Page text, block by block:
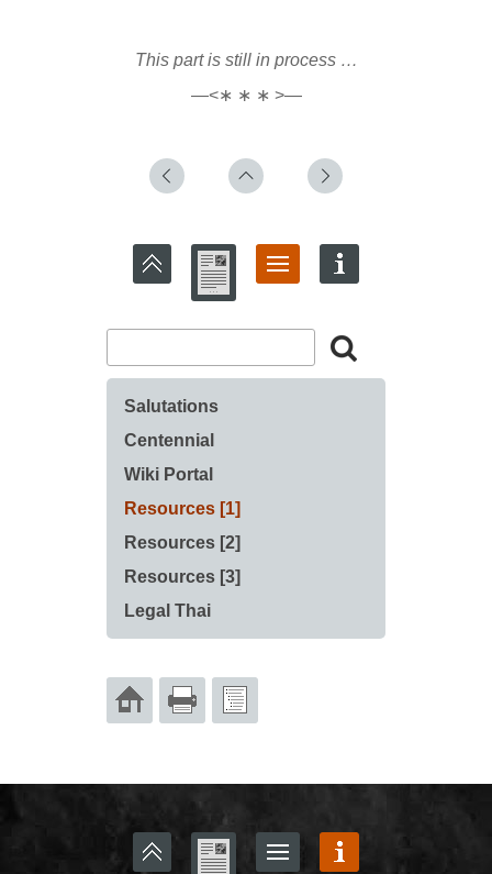
This part is still in process …
—<∗ ∗ ∗ >—
Salutations
Centennial
Wiki Portal
Resources [1]
Resources [2]
Resources [3]
Legal Thai